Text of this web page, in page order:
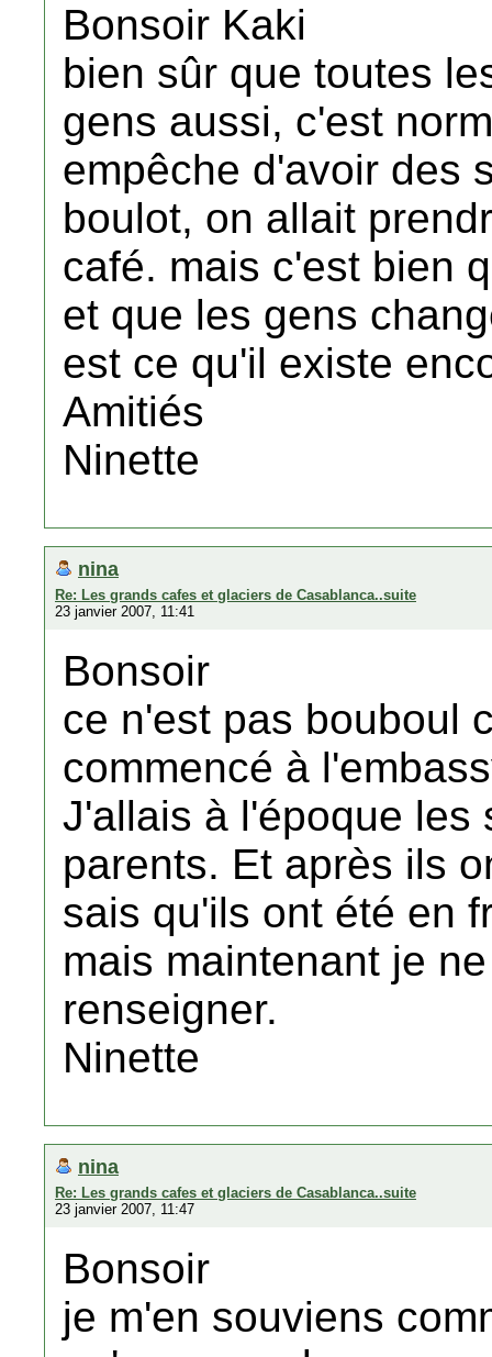
Bonsoir Kaki
bien sûr que toutes
gens aussi, c'est
empêche d'avoir des
boulot, on allait
café. mais c'est bien
et que les gens
est ce qu'il existe
Amitiés
Ninette
nina
Re: Les grands cafes et glaciers de Casablanca..suite
23 janvier 2007, 11:41
Bonsoir
ce n'est pas bouboul
commencé à
J'allais à l'époque les
parents. Et après ils
sais qu'ils ont été en
mais maintenant je
renseigner.
Ninette
nina
Re: Les grands cafes et glaciers de Casablanca..suite
23 janvier 2007, 11:47
Bonsoir
je m'en souviens